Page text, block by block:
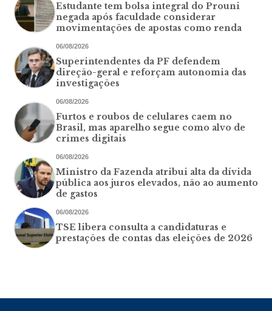
Estudante tem bolsa integral do Prouni
negada após faculdade considerar
movimentações de apostas como renda
06/08/2026
Superintendentes da PF defendem
direção-geral e reforçam autonomia das
investigações
06/08/2026
Furtos e roubos de celulares caem no
Brasil, mas aparelho segue como alvo de
crimes digitais
06/08/2026
Ministro da Fazenda atribui alta da dívida
pública aos juros elevados, não ao aumento
de gastos
06/08/2026
TSE libera consulta a candidaturas e
prestações de contas das eleições de 2026